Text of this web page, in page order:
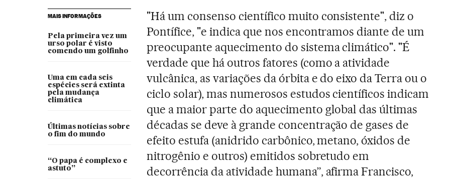
MAIS INFORMAÇÕES
Pela primeira vez um
urso polar é visto
comendo um golfinho
Uma em cada seis
espécies será extinta
pela mudança
climática
Últimas notícias sobre
o fim do mundo
“O papa é complexo e
astuto”
"Há um consenso científico muito consistente", diz o
Pontífice, "e indica que nos encontramos diante de um
preocupante aquecimento do sistema climático". "É
verdade que há outros fatores (como a atividade
vulcânica, as variações da órbita e do eixo da Terra ou o
ciclo solar), mas numerosos estudos científicos indicam
que a maior parte do aquecimento global das últimas
décadas se deve à grande concentração de gases de
efeito estufa (anidrido carbônico, metano, óxidos de
nitrogênio e outros) emitidos sobretudo em
decorrência da atividade humana”, afirma Francisco,